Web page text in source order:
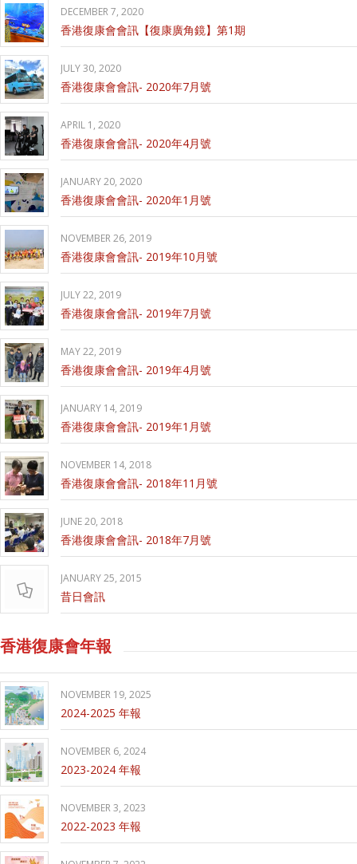
DECEMBER 7, 2020
香港復康會會訊【復康廣角鏡】第1期
JULY 30, 2020
香港復康會會訊- 2020年7月號
APRIL 1, 2020
香港復康會會訊- 2020年4月號
JANUARY 20, 2020
香港復康會會訊- 2020年1月號
NOVEMBER 26, 2019
香港復康會會訊- 2019年10月號
JULY 22, 2019
香港復康會會訊- 2019年7月號
MAY 22, 2019
香港復康會會訊- 2019年4月號
JANUARY 14, 2019
香港復康會會訊- 2019年1月號
NOVEMBER 14, 2018
香港復康會會訊- 2018年11月號
JUNE 20, 2018
香港復康會會訊- 2018年7月號
JANUARY 25, 2015
昔日會訊
香港復康會年報
NOVEMBER 19, 2025
2024-2025 年報
NOVEMBER 6, 2024
2023-2024 年報
NOVEMBER 3, 2023
2022-2023 年報